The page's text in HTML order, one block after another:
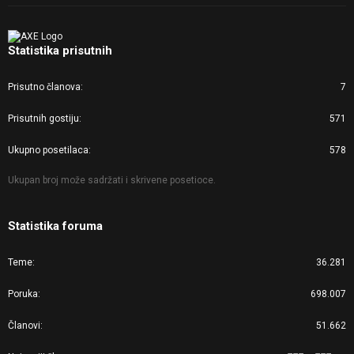
Statistika prisutnih
Prisutno članova 7
Prisutnih gostiju 571
Ukupno posetilaca 578
Ukupan broj može sadržati i skrivene posetioce.
Statistika foruma
Teme 36.281
Poruka 698.007
Članovi 51.662